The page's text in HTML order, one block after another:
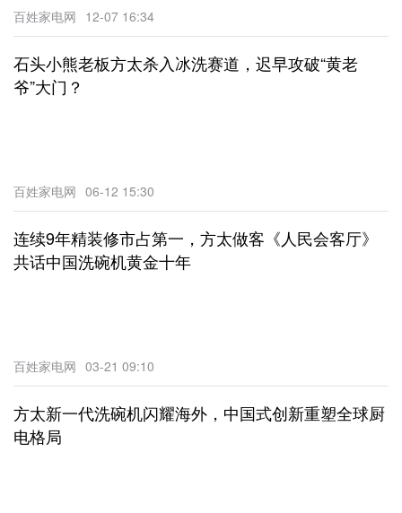
百姓家电网 12-07 16:34
石头小熊老板方太杀入冰洗赛道，迟早攻破“黄老
爷”大门？
百姓家电网 06-12 15:30
连续9年精装修市占第一，方太做客《人民会客厅》
共话中国洗碗机黄金十年
百姓家电网 03-21 09:10
方太新一代洗碗机闪耀海外，中国式创新重塑全球厨
电格局